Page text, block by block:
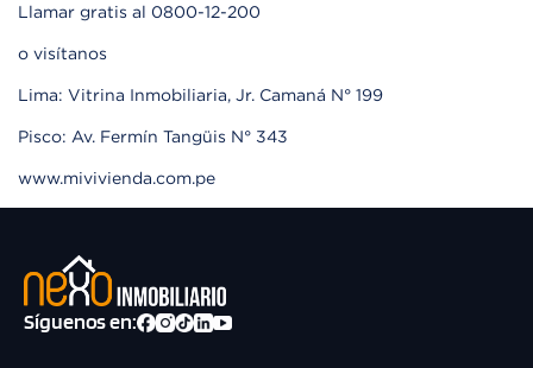
Llamar gratis al 0800-12-200
o visítanos
Lima: Vitrina Inmobiliaria, Jr. Camaná N° 199
Pisco: Av. Fermín Tangüis N° 343
www.mivivienda.com.pe
Síguenos en: